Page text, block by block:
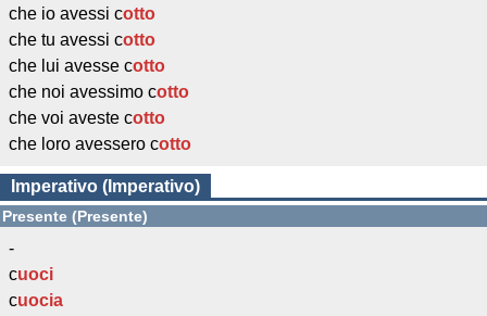
che io avessi cotto
che tu avessi cotto
che lui avesse cotto
che noi avessimo cotto
che voi aveste cotto
che loro avessero cotto
Imperativo (Imperativo)
Presente (Presente)
-
cuoci
cuocia